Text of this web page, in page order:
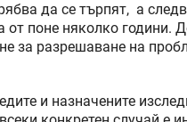
да се търпят, а
от поне няколко години.
за разрешаване на
и назначените